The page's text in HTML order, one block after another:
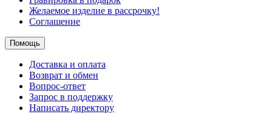
Желаемое изделие в рассрочку!
Соглашение
Помощь
Доставка и оплата
Возврат и обмен
Вопрос-ответ
Запрос в поддержку
Написать директору